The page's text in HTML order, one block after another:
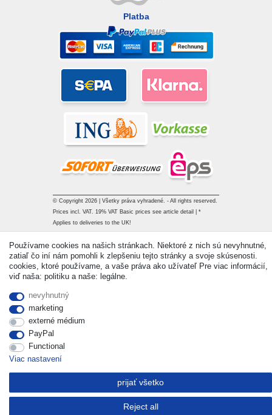
Platba
© Copyright 2026 | Všetky práva vyhradené. - All rights reserved.
Prices incl. VAT. 19% VAT Basic prices see article detail | *
Applies to deliveries to the UK!
Používame cookies na našich stránkach. Niektoré z nich sú nevyhnutné,
zatiaľ čo iní nám pomohli k zlepšeniu tejto stránky a svoje skúsenosti.
cookies, ktoré používame, a vaše práva ako užívateľ Pre viac informácií,
viď naša: politiku a naše: legálne.
nevyhnutný
marketing
externé médium
PayPal
Functional
Viac nastavení
prijať všetko
Reject all
Withdraw from contract here Kontakt